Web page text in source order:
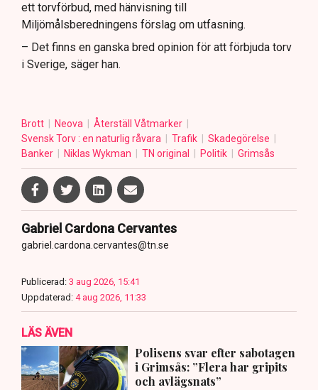
ett torvförbud, med hänvisning till
Miljömålsberedningens förslag om utfasning.
– Det finns en ganska bred opinion för att förbjuda torv
i Sverige, säger han.
Brott Neova
Återställ Våtmarker
Svensk Torv : en naturlig råvara
Trafik
Skadegörelse
Banker
Niklas Wykman TN original Politik Grimsås
Gabriel Cardona Cervantes
gabriel.cardona.cervantes@tn.se
Publicerad: 3 aug 2026, 15:41
Uppdaterad: 4 aug 2026, 11:33
LÄS ÄVEN
Polisens svar efter sabotagen
i Grimsås: ”Flera har gripits
och avlägsnats”